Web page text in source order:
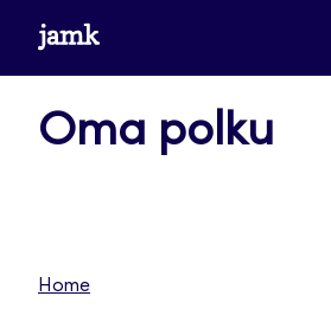
Siirrywww.jamk.fi
Oma polku
Home